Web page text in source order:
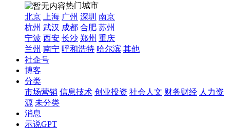
热门城市
北京
上海 广州 深圳 南京
杭州 武汉 成都 合肥 苏州
宁波 西安 长沙 郑州 重庆
兰州 南宁 呼和浩特 哈尔滨 其他
社企号
博客
分类
市场营销 信息技术 创业投资 社会人文 财务财经 人力资
源 未分类
消息
示说GPT